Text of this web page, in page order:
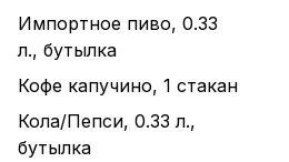
Импортное пиво, 0.33
л., бутылка
Кофе капучино, 1 стакан
Кола/Пепси, 0.33 л.,
бутылка